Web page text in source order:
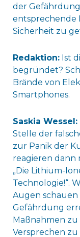
der
entsprechende
Sicherheit zu
Redaktion:Ist
begründet?
Brände von
Smartphones.
Saskia Wessel:
Stelle der
zur Panik der
reagieren dann
„Die Lithium-
Technologie!“.
Augen schauen
Gefährdung
Maßnahmen
Versprechen